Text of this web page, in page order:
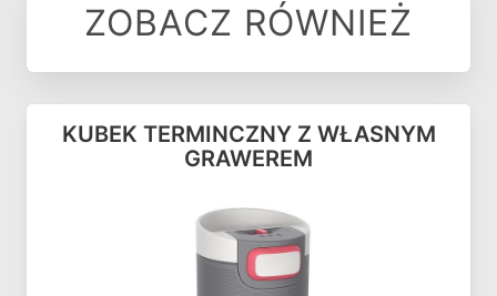
ZOBACZ RÓWNIEŻ
KUBEK TERMINCZNY Z WŁASNYM
GRAWEREM